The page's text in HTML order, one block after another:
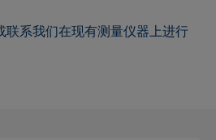
联系我们在现有测量仪器上进行